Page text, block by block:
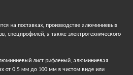
на поставках, производстве алюминиевых
спецпрофилей, а также электротехнического
лист рифленый, алюминиевая
от 0,5 мм до 100 мм в чистом виде или